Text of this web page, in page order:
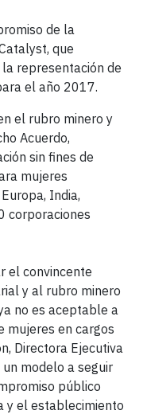
de la
que
representación de
el año 2017.
el rubro minero y
Acuerdo,
sin fines de
mujeres
India,
corporaciones
el convincente
y al rubro minero
no es aceptable a
mujeres en cargos
Directora Ejecutiva
modelo a seguir
público
y el establecimiento